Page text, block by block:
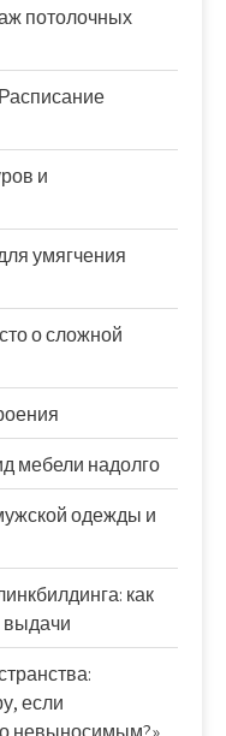
потолочных
и
умягчения
о сложной
мебели надолго
одежды и
как
выдачи
если